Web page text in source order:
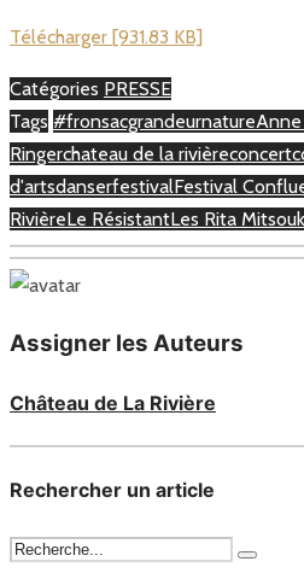
Télécharger [931.83 KB]
Catégories PRESSE
Tags #fronsacgrandeurnatureAnne
Ringerchateau de la rivièreconcert
d'artsdanserfestivalFestival
RivièreLe RésistantLes Rita
Assigner les Auteurs
Château de La Rivière
Rechercher un article